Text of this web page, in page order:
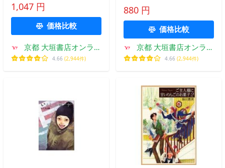
1,047 円
価格比較
京都 大垣書店オンライ
ン
4.66 (2,944件)
里 著
880 円
価格比較
京都 大垣書店オンライ
ン
4.66 (2,944件)